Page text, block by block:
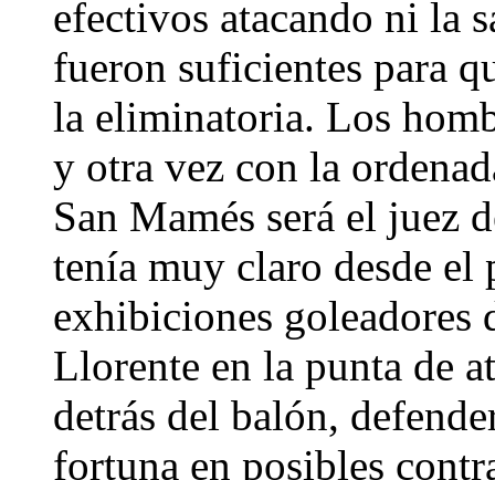
efectivos atacando ni la
fueron suficientes para
la eliminatoria. Los
y otra vez con la
San Mamés será el juez
tenía muy claro desde
exhibiciones goleadores
Llorente en la punta de
detrás del balón,
fortuna en posibles